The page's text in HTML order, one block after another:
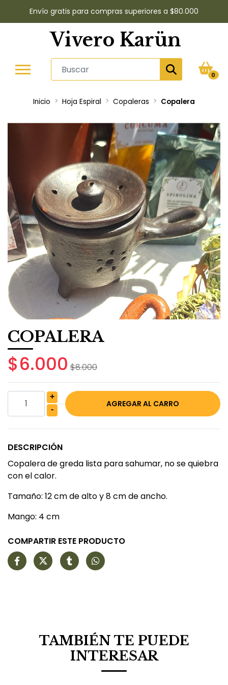
Envío gratis para compras superiores a $80.000
Vivero Karün
0
Inicio Hoja Espiral Copaleras Copalera
COPALERA
$6.000 $8.000
+
-
DESCRIPCIÓN
Copalera de greda lista para sahumar, no se quiebra
con el calor.
Tamaño: 12 cm de alto y 8 cm de ancho.
Mango: 4 cm
COMPARTIR ESTE PRODUCTO
TAMBIÉN TE PUEDE
INTERESAR